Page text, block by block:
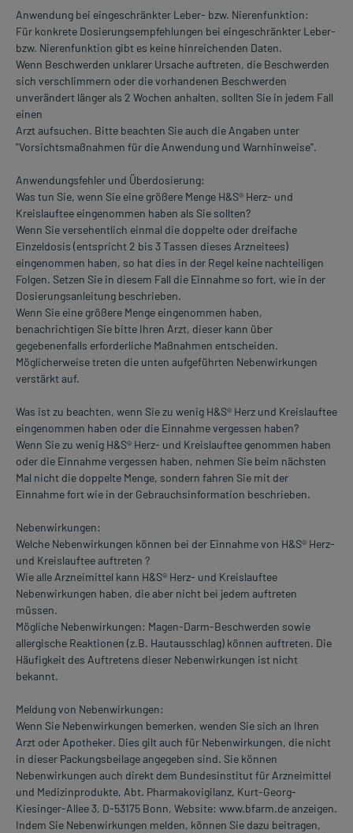
Anwendung bei eingeschränkter Leber- bzw. Nierenfunktion:
Für konkrete Dosierungsempfehlungen bei eingeschränkter Leber-
bzw. Nierenfunktion gibt es keine hinreichenden Daten.
Wenn Beschwerden unklarer Ursache auftreten, die Beschwerden
sich verschlimmern oder die vorhandenen Beschwerden
unverändert länger als 2 Wochen anhalten, sollten Sie in jedem Fall
einen
Arzt aufsuchen. Bitte beachten Sie auch die Angaben unter
"Vorsichtsmaßnahmen für die Anwendung und Warnhinweise".
Anwendungsfehler und Überdosierung:
Was tun Sie, wenn Sie eine größere Menge H&S® Herz- und
Kreislauftee eingenommen haben als Sie sollten?
Wenn Sie versehentlich einmal die doppelte oder dreifache
Einzeldosis (entspricht 2 bis 3 Tassen dieses Arzneitees)
eingenommen haben, so hat dies in der Regel keine nachteiligen
Folgen. Setzen Sie in diesem Fall die Einnahme so fort, wie in der
Dosierungsanleitung beschrieben.
Wenn Sie eine größere Menge eingenommen haben,
benachrichtigen Sie bitte Ihren Arzt, dieser kann über
gegebenenfalls erforderliche Maßnahmen entscheiden.
Möglicherweise treten die unten aufgeführten Nebenwirkungen
verstärkt auf.
Was ist zu beachten, wenn Sie zu wenig H&S® Herz und Kreislauftee
eingenommen haben oder die Einnahme vergessen haben?
Wenn Sie zu wenig H&S® Herz- und Kreislauftee genommen haben
oder die Einnahme vergessen haben, nehmen Sie beim nächsten
Mal nicht die doppelte Menge, sondern fahren Sie mit der
Einnahme fort wie in der Gebrauchsinformation beschrieben.
Nebenwirkungen:
Welche Nebenwirkungen können bei der Einnahme von H&S® Herz-
und Kreislauftee auftreten ?
Wie alle Arzneimittel kann H&S® Herz- und Kreislauftee
Nebenwirkungen haben, die aber nicht bei jedem auftreten
müssen.
Mögliche Nebenwirkungen: Magen-Darm-Beschwerden sowie
allergische Reaktionen (z.B. Hautausschlag) können auftreten. Die
Häufigkeit des Auftretens dieser Nebenwirkungen ist nicht
bekannt.
Meldung von Nebenwirkungen:
Wenn Sie Nebenwirkungen bemerken, wenden Sie sich an Ihren
Arzt oder Apotheker. Dies gilt auch für Nebenwirkungen, die nicht
in dieser Packungsbeilage angegeben sind. Sie können
Nebenwirkungen auch direkt dem Bundesinstitut für Arzneimittel
und Medizinprodukte, Abt. Pharmakovigilanz, Kurt-Georg-
Kiesinger-Allee 3, D-53175 Bonn, Website: www.bfarm.de anzeigen.
Indem Sie Nebenwirkungen melden, können Sie dazu beitragen,